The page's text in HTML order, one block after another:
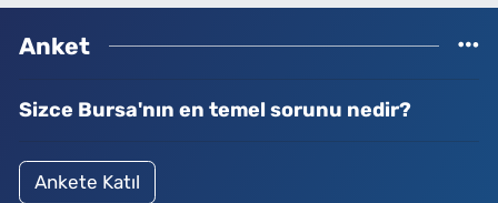
Anket
Sizce Bursa'nın en temel sorunu nedir?
Ankete Katıl